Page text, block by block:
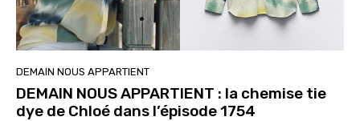
DEMAIN NOUS APPARTIENT
DEMAIN NOUS APPARTIENT : la chemise tie
dye de Chloé dans l’épisode 1754